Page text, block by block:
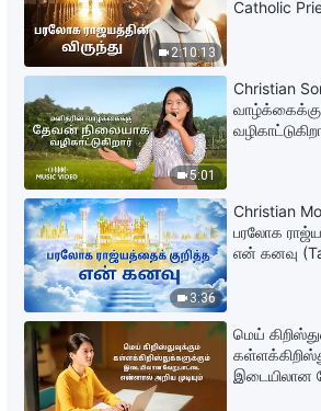
11:33
தேவனுடைய
மனிதகுலத்தின்
அம்பலப்படுத்துதல்
9:19
தேவனுடைய
மனிதகுலத்தின்
அம்பலப்படுத்துதல் |
7:47
தேவனுடைய
மனிதகுலத்தின்
அம்பலப்படுத்துதல் |
தேவனுடைய
2:10:13
Catholic
5:01
Christian
3:36
Christian
பரலோக
என் கனவு
மெய்
இடையிலான